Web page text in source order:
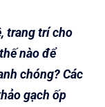
trang trí cho
nào để
chóng? Các
gạch ốp